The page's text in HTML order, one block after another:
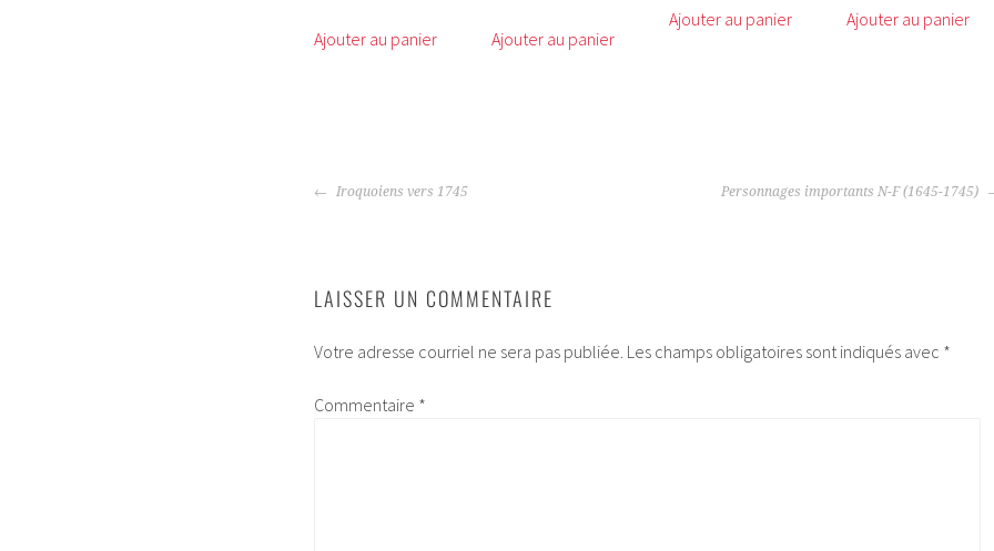
Ajouter au panier Ajouter au panier
Ajouter au panier Ajouter au panier
NAVIGATION
Iroquoiens vers 1745 Personnages importants N-F (1645-1745)
LAISSER UN COMMENTAIRE
Votre adresse courriel ne sera pas publiée. Les champs obligatoires sont indiqués avec *
Commentaire *